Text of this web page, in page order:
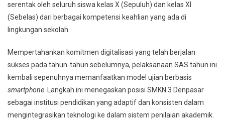
serentak oleh seluruh siswa kelas X (Sepuluh) dan kelas XI
(Sebelas) dari berbagai kompetensi keahlian yang ada di
lingkungan sekolah.
Mempertahankan komitmen digitalisasi yang telah berjalan
sukses pada tahun-tahun sebelumnya, pelaksanaan SAS tahun ini
kembali sepenuhnya memanfaatkan model ujian berbasis
smartphone . Langkah ini menegaskan posisi SMKN 3 Denpasar
sebagai institusi pendidikan yang adaptif dan konsisten dalam
mengintegrasikan teknologi ke dalam sistem penilaian akademik.